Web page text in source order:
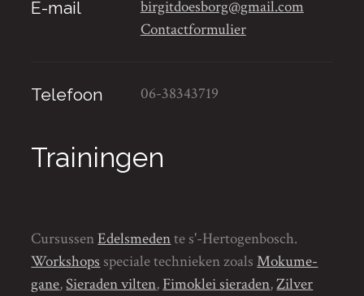
E-mail
birgitdoesborg@gmail.com
Contactformulier
Telefoon 06-38343719
Trainingen
CursussenEdelsmedente s'-Hertogenbosch.
Workshopsspeciale technieken zoalsMokume-
gane,Sieraden vilten,Fimoklei sieraden,Zilver